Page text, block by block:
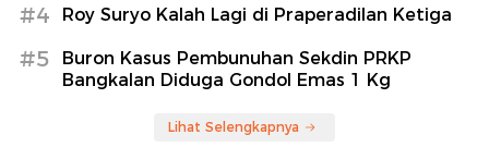
#4 Roy Suryo Kalah Lagi di Praperadilan Ketiga
#5
Buron Kasus Pembunuhan Sekdin PRKP
Bangkalan Diduga Gondol Emas 1 Kg
Lihat Selengkapnya